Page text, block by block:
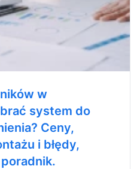
w
system do
Ceny,
i błędy,